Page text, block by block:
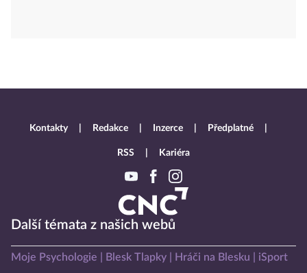
Další témata z našich webů
Moje Psychologie Blesk Tlapky Hráči na Blesku
iSport
Kontakty Redakce Inzerce Předplatné
RSS Kariéra